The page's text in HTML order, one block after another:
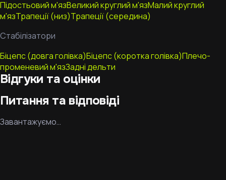
Підостьовий м'язВеликий круглий м'язМалий круглий
м'язТрапеції (низ)Трапеції (середина)
Стабілізатори
Біцепс (довга голівка)Біцепс (коротка голівка)Плечо-
променевий м'язЗадні дельти
Відгуки та оцінки
Питання та відповіді
Завантажуємо…